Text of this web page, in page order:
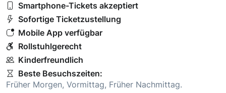
Smartphone-Tickets akzeptiert
Sofortige Ticketzustellung
Mobile App verfügbar
Rollstuhlgerecht
Kinderfreundlich
Beste Besuchszeiten:
Früher Morgen, Vormittag, Früher Nachmittag.